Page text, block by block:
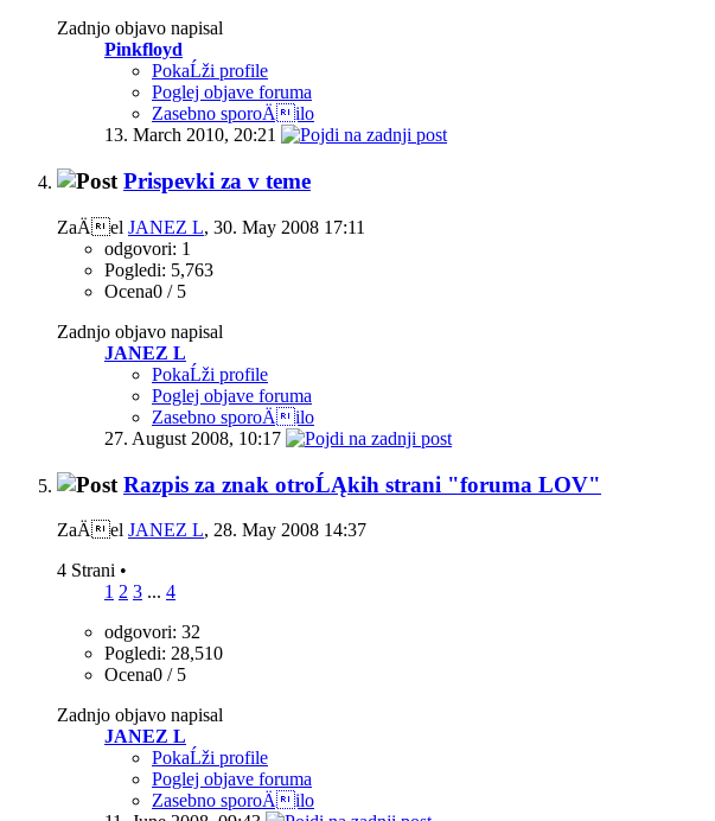
Zadnjo objavo napisal
Pinkfloyd
PokaĹži profile
Poglej objave foruma
Zasebno sporoÄilo
13. March 2010, 20:21
Prispevki za v teme
ZaÄel JANEZ L‎, 30. May 2008 17:11
odgovori: 1
Pogledi: 5,763
Ocena0 / 5
Zadnjo objavo napisal
JANEZ L
PokaĹži profile
Poglej objave foruma
Zasebno sporoÄilo
27. August 2008, 10:17
Razpis za znak otroĹĄkih strani "foruma LOV"
ZaÄel JANEZ L‎, 28. May 2008 14:37
4 Strani •
1 2 3 ... 4
odgovori: 32
Pogledi: 28,510
Ocena0 / 5
Zadnjo objavo napisal
JANEZ L
PokaĹži profile
Poglej objave foruma
Zasebno sporoÄilo